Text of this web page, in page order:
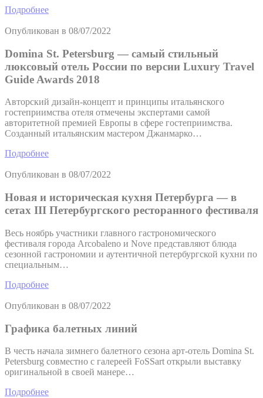
Подробнее
Опубликован в 08/07/2022
Domina St. Petersburg — самый стильный
люксовый отель России по версии Luxury Travel
Guide Awards 2018
Авторский дизайн-концепт и принципы итальянского
гостеприимства отеля отмечены экспертами самой
авторитетной премией Европы в сфере гостеприимства.
Созданный итальянским мастером Джанмарко…
Подробнее
Опубликован в 08/07/2022
Новая и историческая кухня Петербурга — в
сетах III Петербургского ресторанного фестиваля
Весь ноябрь участники главного гастрономического
фестиваля города Arcobaleno и Nove представляют блюда
сезонной гастрономии и аутентичной петербургской кухни по
специальным…
Подробнее
Опубликован в 08/07/2022
Графика балетных линий
В честь начала зимнего балетного сезона арт-отель Domina St.
Petersburg совместно с галереей FoSSart открыли выставку
оригинальной в своей манере…
Подробнее